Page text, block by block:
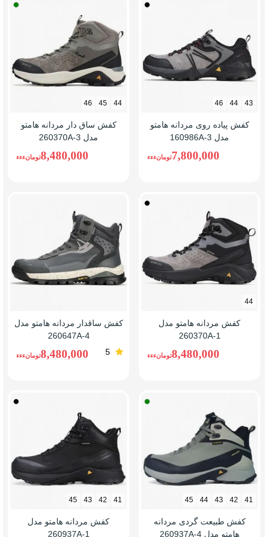
مشکی/
43
44
46
کفش پیاده روی مردانه هامتو
مدل 160986A-3
7,800,000تومانءءء
44
45
46
کفش ساق دار مردانه هامتو
مدل 260370A-3
8,480,000تومانءءء
مشکی/
44
کفش مردانه هامتو مدل
260370A-1
8,480,000تومانءءء
کفش ساقدار مردانه هامتو مدل
260647A-4
5
8,480,000تومانءءء
طوسی/
41
42
43
44
45
کفش طبیعت گردی مردانه
هامتو مدل 260937A-4
41
42
43
45
کفش مردانه هامتو مدل
260937A-1